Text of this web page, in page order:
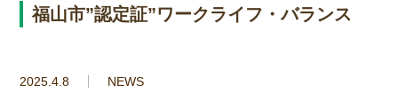
福山市”認定証”ワークライフ・バランス
2025.4.8 NEWS